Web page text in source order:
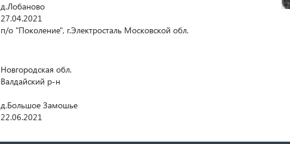
д.Лобаново
27.04.2021
п/о "Поколение", г.Электросталь Московской обл.
Новгородская обл.
Валдайский р-н
д.Большое Замошье
22.06.2021